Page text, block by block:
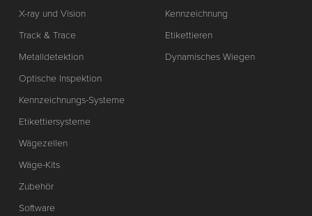
X-ray und Vision
Track & Trace
Metalldetektion
Optische Inspektion
Kennzeichnungs-Systeme
Etikettiersysteme
Wägezellen
Wäge-Kits
Zubehör
Software
Kennzeichnung
Etikettieren
Dynamisches Wiegen